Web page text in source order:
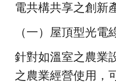
電共構共享之創新
（一）屋頂型光電
針對如溫室之農業
之農業經營使用，